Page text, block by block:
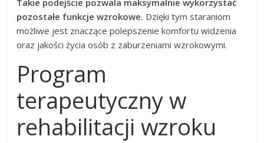
Takie podejście pozwala maksymalnie wykorzystać
pozostałe funkcje wzrokowe. Dzięki tym staraniom
możliwe jest znaczące polepszenie komfortu widzenia
oraz jakości życia osób z zaburzeniami wzrokowymi.
Program
terapeutyczny w
rehabilitacji wzroku